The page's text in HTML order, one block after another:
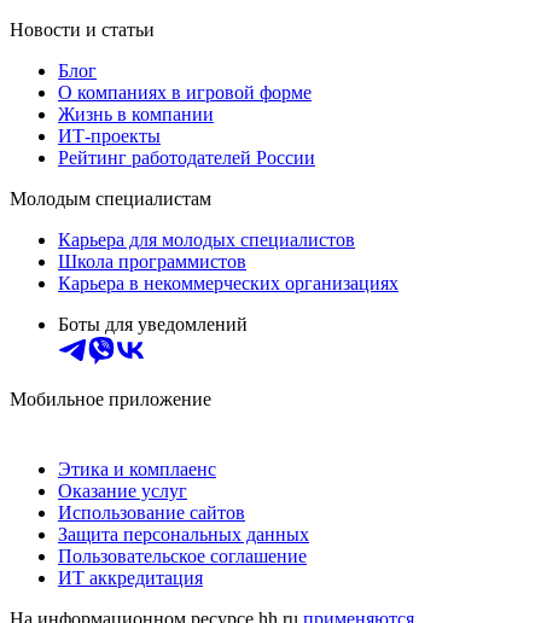
Новости и статьи
Блог
О компаниях в игровой форме
Жизнь в компании
ИТ-проекты
Рейтинг работодателей России
Молодым специалистам
Карьера для молодых специалистов
Школа программистов
Карьера в некоммерческих организациях
Боты для уведомлений
Мобильное приложение
Этика и комплаенс
Оказание услуг
Использование сайтов
Защита персональных данных
Пользовательское соглашение
ИТ аккредитация
На информационном ресурсе hh.ru применяются